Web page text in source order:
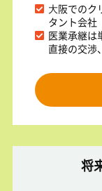
⼤阪でのク
タント会社
医業承継は
直接の交渉
将